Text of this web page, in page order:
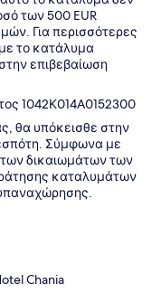
των 500 EUR
Για περισσότερες
το κατάλυμα
επιβεβαίωση
1042Κ014A0152300
θα υπόκεισθε στην
Σύμφωνα με
δικαιωμάτων των
καταλυμάτων
Chania